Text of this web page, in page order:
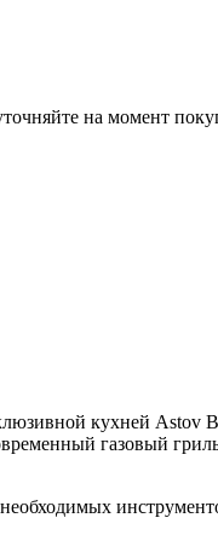
на момент
кухней
газовый